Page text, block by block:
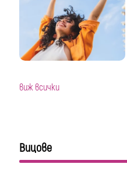
виж всички
Вицове